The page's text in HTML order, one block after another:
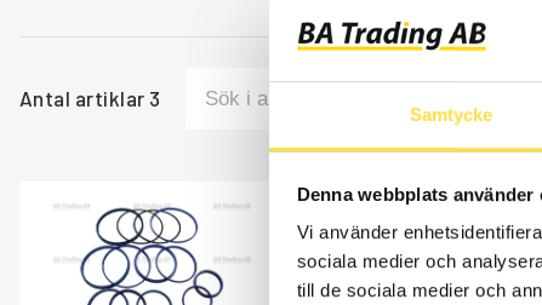
Samtycke
Denna webbplats använder
Vi använder
sociala medier och
till de sociala medier och
Antal artiklar 3
PACKN. SATS 170
HY852
Ref. nr6630852